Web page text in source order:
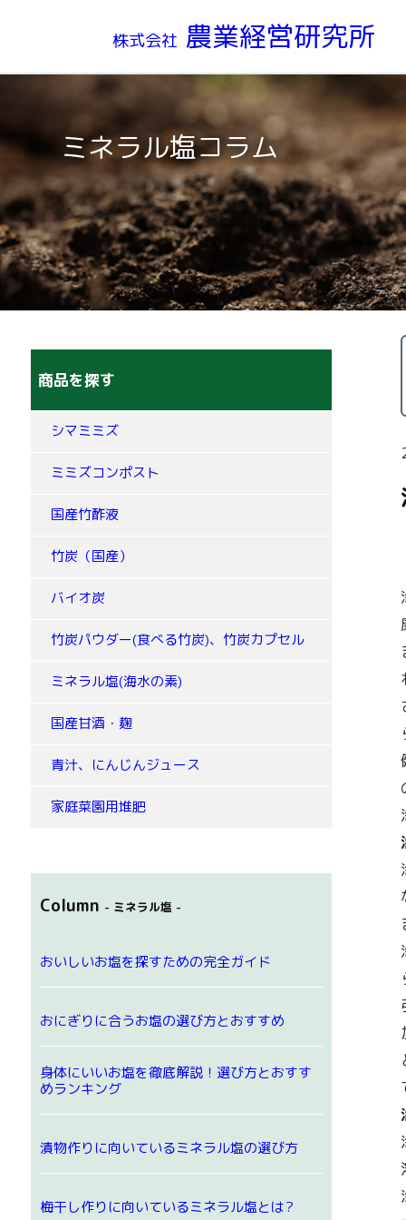
株式会社 農業経営研究所
ミネラル塩コラム
商品を探す
シマミミズ
ミミズコンポスト
国産竹酢液
竹炭（国産）
バイオ炭
竹炭パウダー(食べる竹炭)、竹炭カプセル
ミネラル塩(海水の素)
国産甘酒・麹
青汁、にんじんジュース
家庭菜園用堆肥
Column - ミネラル塩 -
おいしいお塩を探すための完全ガイド
おにぎりに合うお塩の選び方とおすすめ
身体にいいお塩を徹底解説！選び方とおすす
めランキング
漬物作りに向いているミネラル塩の選び方
梅干し作りに向いているミネラル塩とは?